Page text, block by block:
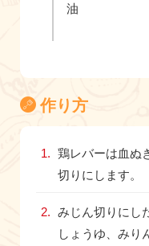
油
作り方
鶏レバーは血ぬ
切りにします。
みじん切りにし
しょうゆ、みり